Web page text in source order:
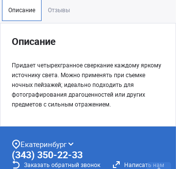
Описание Отзывы
Описание
Придает четырехгранное сверкание каждому яркому
источнику света. Можно применять при съемке
ночных пейзажей; идеально подходить для
фотографирования драгоценностей или других
предметов с сильным отражением.
Екатеринбург
(343) 350-22-33
Заказать обратный звонок Написать нам